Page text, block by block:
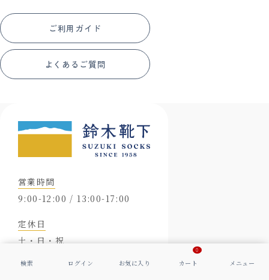
0
ご利用ガイド
よくあるご質問
営業時間
9:00-12:00 / 13:00-17:00
定休日
土・日・祝
※メールは24時間受け付けております。